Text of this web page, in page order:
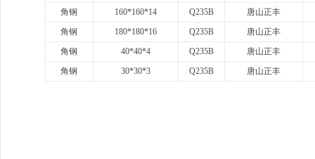
角钢
160*160*14 Q235B
唐山正丰
角钢
180*180*16 Q235B
唐山正丰
角钢
40*40*4 Q235B
唐山正丰
角钢
30*30*3 Q235B 唐山正丰